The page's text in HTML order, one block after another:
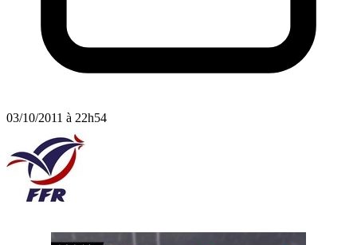
03/10/2011 à 22h54